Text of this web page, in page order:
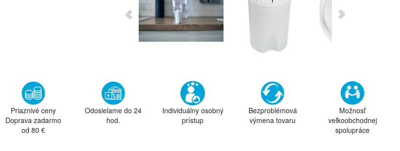
Priaznivé ceny
Doprava zadarmo
od 80 €
Odosielame do 24
hod.
Individuálny osobný
prístup
Bezproblémová
výmena tovaru
Možnosť
veľkoobchodnej
spolupráce